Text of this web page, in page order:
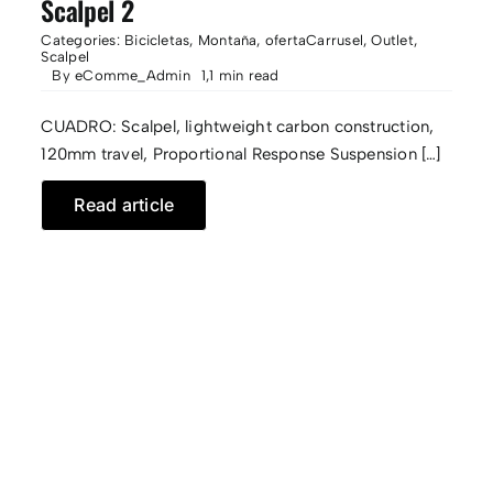
Scalpel 2
Categories: Bicicletas, Montaña, ofertaCarrusel,Outlet,
Scalpel
ByeComme_Admin 1,1 min read
CUADRO: Scalpel, lightweight carbon construction,
120mm travel, Proportional Response Suspension […]
Read article